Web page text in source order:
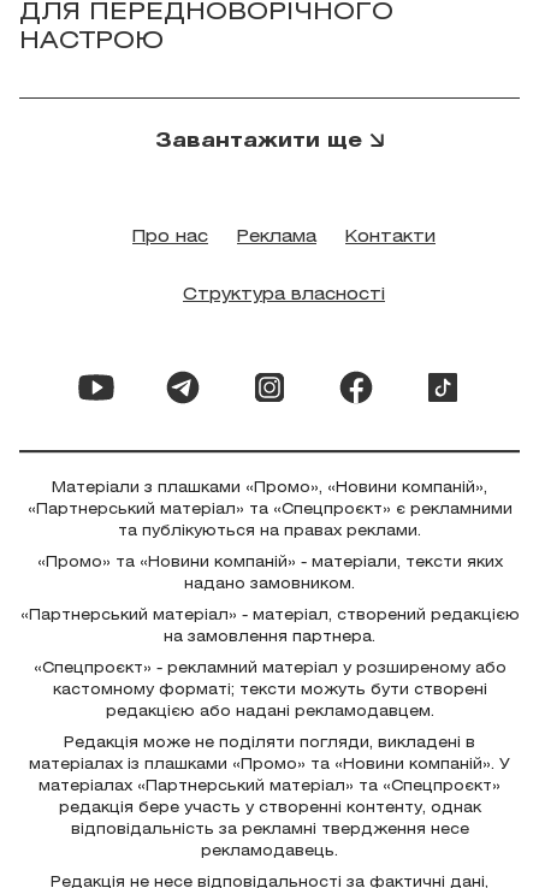
ДЛЯ ПЕРЕДНОВОРІЧНОГО
НАСТРОЮ
Завантажити ще
Про нас Реклама Контакти
Структура власності
Матеріали з плашками «Промо», «Новини компаній»,
«Партнерський матеріал» та «Спецпроєкт» є рекламними
та публікуються на правах реклами.
«Промо» та «Новини компаній» - матеріали, тексти яких
надано замовником.
«Партнерський матеріал» - матеріал, створений редакцією
на замовлення партнера.
«Спецпроєкт» - рекламний матеріал у розширеному або
кастомному форматі; тексти можуть бути створені
редакцією або надані рекламодавцем.
Редакція може не поділяти погляди, викладені в
матеріалах із плашками «Промо» та «Новини компаній». У
матеріалах «Партнерський матеріал» та «Спецпроєкт»
редакція бере участь у створенні контенту, однак
відповідальність за рекламні твердження несе
рекламодавець.
Редакція не несе відповідальності за фактичні дані,